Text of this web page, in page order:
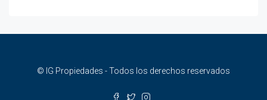
© IG Propiedades - Todos los derechos reservados